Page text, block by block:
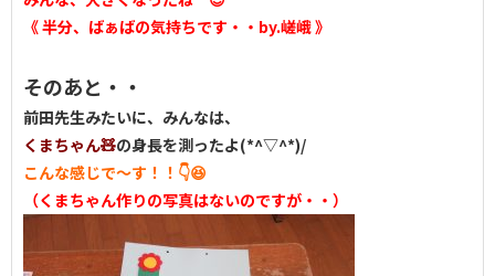
《 半分、ばぁばの気持ちです・・by.嵯峨 》
そのあと・・
前田先生みたいに、みんなは、
くまちゃん🧸の身長を測ったよ(*^▽^*)/
こんな感じで～す！！👇😆
（くまちゃん作りの写真はないのですが・・）